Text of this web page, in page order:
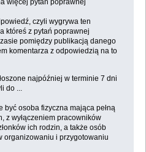
więcej pytań poprawnej
czyli wygrywa ten
któreś z pytań poprawnej
pomiędzy publikacją danego
komentarza z odpowiedzią na to
najpóźniej w terminie 7 dni
do ...
być osoba fizyczna mająca pełną
z wyłączeniem pracowników
ich rodzin, a także osób
organizowaniu i przygotowaniu